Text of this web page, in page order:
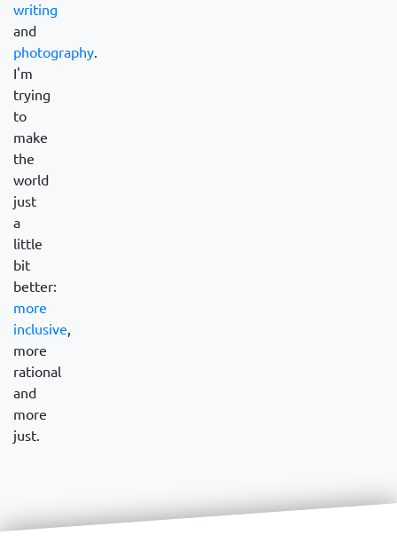
writing
and
photography.
I'm
trying
to
make
the
world
just
a
little
bit
better:
more
inclusive,
more
rational
and
more
just.